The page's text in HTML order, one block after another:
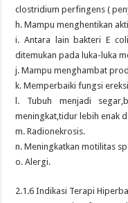
clostridium perfingens (
h. Mampu menghentikan
i. Antara lain bakteri E
ditemukan pada luka-luka
j. Mampu menghambat
k. Memperbaiki fungsi
l. Tubuh menjadi
meningkat,tidur lebih enak
m. Radionekrosis.
n. Meningkatkan motilitas
o. Alergi.
2.1.6 Indikasi Terapi